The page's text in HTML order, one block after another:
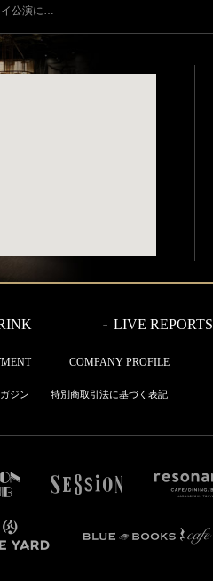
公演に…
LIVE REPORTS
COMPANY PROFILE
ジン 特別商取引法に基づく表記